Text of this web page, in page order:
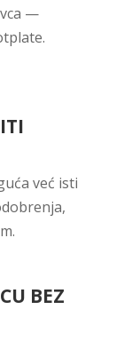
—
već isti
BEZ